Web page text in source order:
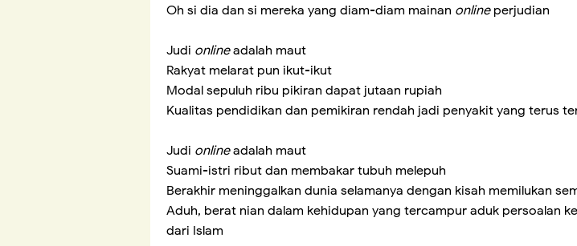
Oh si dia dan si mereka yang diam-diam mainan onlineperjudian
Judi onlineadalah maut
Rakyat melarat pun ikut-ikut
Modal sepuluh ribu pikiran dapat jutaan rupiah
Kualitas pendidikan dan pemikiran rendah jadi penyakit yang terus
Judi onlineadalah maut
Suami-istri ribut dan membakar tubuh melepuh
Berakhir meninggalkan dunia selamanya dengan kisah memilukan
Aduh, berat nian dalam kehidupan yang tercampur aduk persoalan
dari Islam